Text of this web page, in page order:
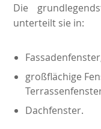
Die
unterteilt sie in:
großflächige
Dachfenster.